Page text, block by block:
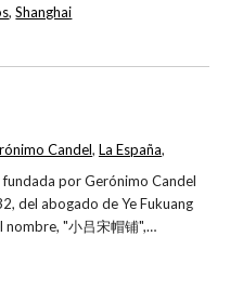
,Shanghai
por Gerónimo Candel
del abogado de Ye Fukuang
nombre, "小吕宋帽铺",…
Candel, La España,